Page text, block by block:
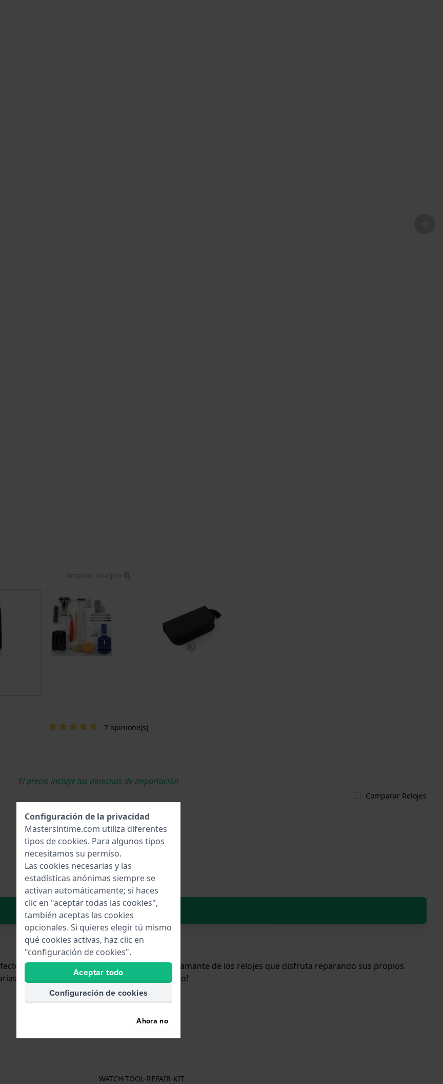
Ampliar imagen
7 opinione(s)
El precio incluye los derechos de importación
Comparar Relojes
Añadir al carrito
para todo relojero principiante, joyero o amante de los relojes que disfruta reparando sus propios
¡puedes comenzar a trabajar de inmediato!
WATCH-TOOL-REPAIR-KIT
Configuración de la privacidad
Mastersintime.com utiliza diferentes
tipos de cookies. Para algunos tipos
necesitamos su permiso.
Las cookies necesarias y las
estadísticas anónimas siempre se
activan automáticamente; si haces
clic en "aceptar todas las cookies",
también aceptas las cookies
opcionales. Si quieres elegir tú mismo
qué cookies activas, haz clic en
"configuración de cookies".
Aceptar todo
Configuración de cookies
Ahora no